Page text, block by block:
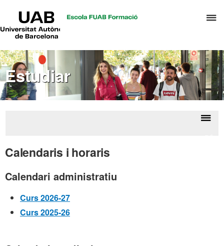
el
Universitat
Barcelona
Estudiar
Calendaris i horaris
Calendari administratiu
Curs 2026-27
Curs 2025-26